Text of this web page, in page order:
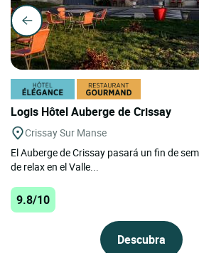
Logis Hôtel Auberge de Crissay
Crissay Sur Manse
El Auberge de Crissay pasará un fin de
de relax en el Valle...
9.8/10
Descubra